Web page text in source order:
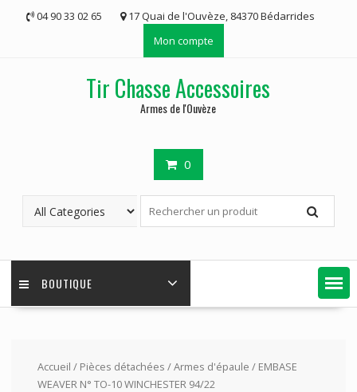
04 90 33 02 65
17 Quai de l'Ouvèze, 84370 Bédarrides
Mon compte
Tir Chasse Accessoires
Armes de l'Ouvèze
0
BOUTIQUE
Accueil / Pièces détachées /Armes d'épaule / EMBASE
WEAVER N° TO-10 WINCHESTER 94/22